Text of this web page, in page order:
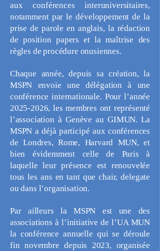
aux conférences interuniversitaires,
notamment par le développement de la
prise de parole en anglais, la rédaction
de position papers et la maîtrise des
règles de procédure onusiennes.
Chaque année, depuis sa création, la
MSPN envoie une délégation à une
conférence internationale. Pour l’année
2025-2026, les membres ont représenté
l’association à Genève au GIMUN. La
MSPN a déjà participé aux conférences
de Londres, Rome, Harvard MUN, et
bien évidemment celle de Paris à
laquelle leur présence est renouvelée
tous les ans en tant que chair, delegate
ou dans l’organisation.
Par ailleurs la MSPN est une des
associations à l’initiative de l’UA MUN
la conférence annuelle qui se déroule
fin novembre depuis 2023, organisée